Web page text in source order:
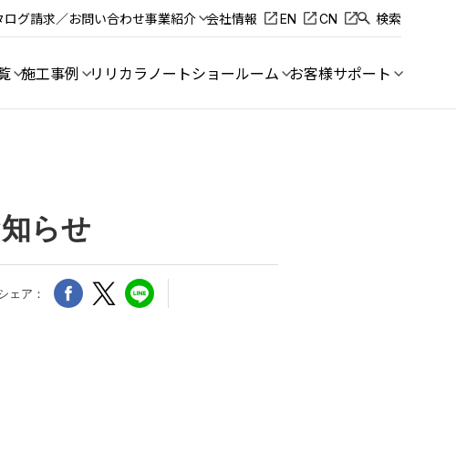
ログ請求／お問い合わせ事業紹介 会社情報 EN CN 検索
施工事例 リリカラノートショールーム お客様サポート
らせ
ェア：